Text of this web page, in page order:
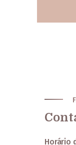
Horário